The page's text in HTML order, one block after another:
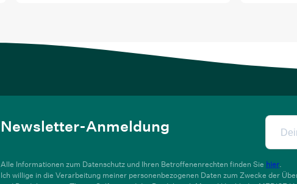
Newsletter-Anmeldung
Alle Informationen zum Datenschutz und Ihren Betroffenenrechten finden Sie hier.
Ich willige in die Verarbeitung meiner personenbezogenen Daten zum Zwecke der